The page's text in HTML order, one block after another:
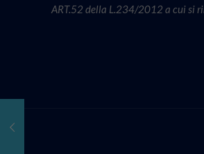
ART.52 della L.234/2012 a cui si